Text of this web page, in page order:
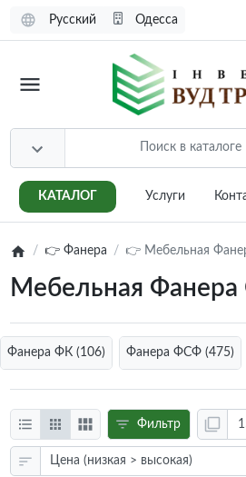
Русский Одесса
КАТАЛОГ Услуги
👉 Фанера 👉 Мебельная
Мебельная Фанера
Фанера ФК (106) Фанера ФСФ (475)
Фильтр